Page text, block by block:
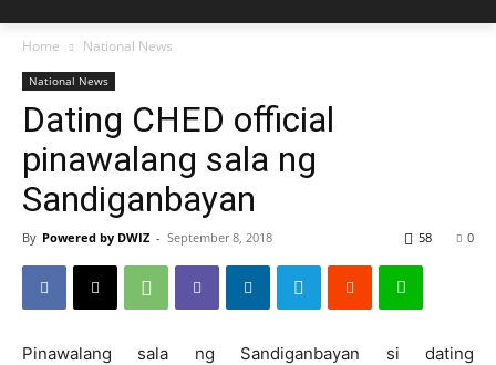
Home National News
National News
Dating CHED official
pinawalang sala ng
Sandiganbayan
By Powered by DWIZ - September 8, 2018 0
58
Pinawalang sala ng Sandiganbayan si dating